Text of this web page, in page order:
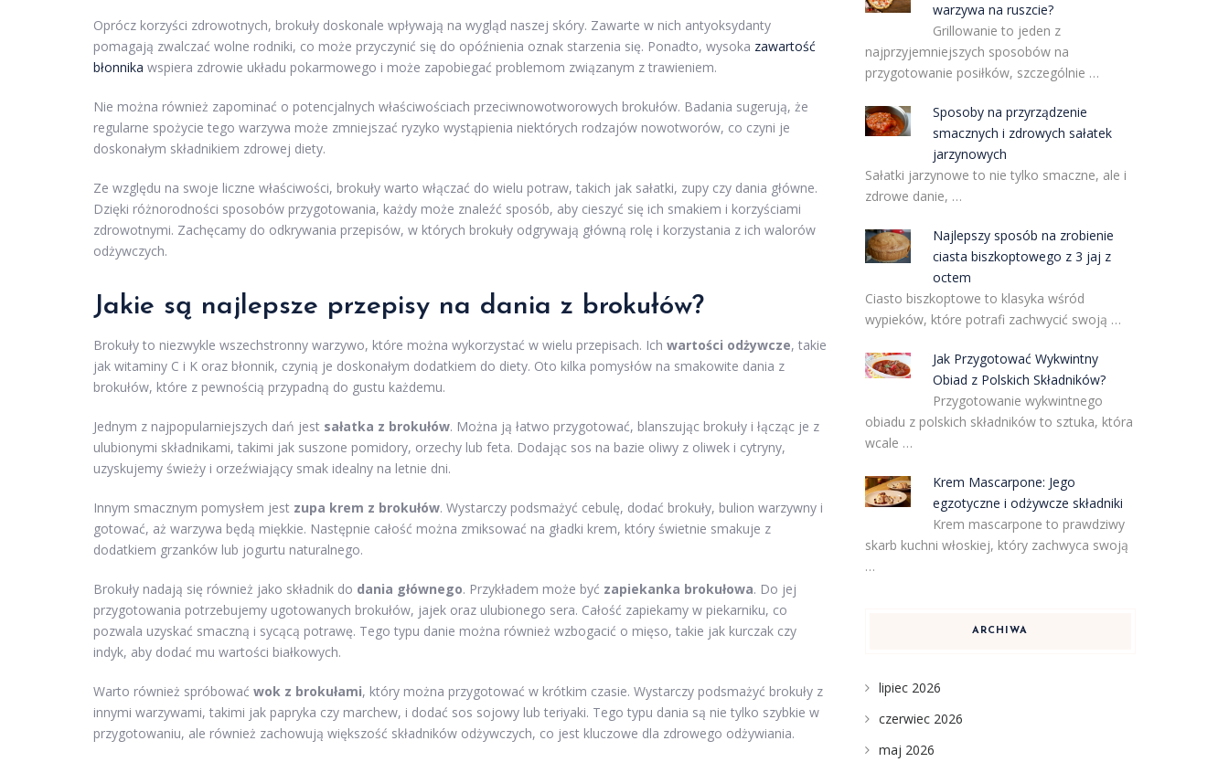
Oprócz korzyści zdrowotnych, brokuły doskonale wpływają na wygląd naszej skóry. Zawarte w nich antyoksydanty
pomagają zwalczać wolne rodniki, co może przyczynić się do opóźnienia oznak starzenia się. Ponadto, wysoka zawartość
błonnika wspiera zdrowie układu pokarmowego i może zapobiegać problemom związanym z trawieniem.
Nie można również zapominać o potencjalnych właściwościach przeciwnowotworowych brokułów. Badania sugerują, że
regularne spożycie tego warzywa może zmniejszać ryzyko wystąpienia niektórych rodzajów nowotworów, co czyni je
doskonałym składnikiem zdrowej diety.
Ze względu na swoje liczne właściwości, brokuły warto włączać do wielu potraw, takich jak sałatki, zupy czy dania główne.
Dzięki różnorodności sposobów przygotowania, każdy może znaleźć sposób, aby cieszyć się ich smakiem i korzyściami
zdrowotnymi. Zachęcamy do odkrywania przepisów, w których brokuły odgrywają główną rolę i korzystania z ich walorów
odżywczych.
Jakie są najlepsze przepisy na dania z brokułów?
Brokuły to niezwykle wszechstronny warzywo, które można wykorzystać w wielu przepisach. Ich wartości odżywcze, takie
jak witaminy C i K oraz błonnik, czynią je doskonałym dodatkiem do diety. Oto kilka pomysłów na smakowite dania z
brokułów, które z pewnością przypadną do gustu każdemu.
Jednym z najpopularniejszych dań jest sałatka z brokułów. Można ją łatwo przygotować, blanszując brokuły i łącząc je z
ulubionymi składnikami, takimi jak suszone pomidory, orzechy lub feta. Dodając sos na bazie oliwy z oliwek i cytryny,
uzyskujemy świeży i orzeźwiający smak idealny na letnie dni.
Innym smacznym pomysłem jest zupa krem z brokułów. Wystarczy podsmażyć cebulę, dodać brokuły, bulion warzywny i
gotować, aż warzywa będą miękkie. Następnie całość można zmiksować na gładki krem, który świetnie smakuje z
dodatkiem grzanków lub jogurtu naturalnego.
Brokuły nadają się również jako składnik do dania głównego. Przykładem może być zapiekanka brokułowa. Do jej
przygotowania potrzebujemy ugotowanych brokułów, jajek oraz ulubionego sera. Całość zapiekamy w piekarniku, co
pozwala uzyskać smaczną i sycącą potrawę. Tego typu danie można również wzbogacić o mięso, takie jak kurczak czy
indyk, aby dodać mu wartości białkowych.
Warto również spróbować wok z brokułami, który można przygotować w krótkim czasie. Wystarczy podsmażyć brokuły z
innymi warzywami, takimi jak papryka czy marchew, i dodać sos sojowy lub teriyaki. Tego typu dania są nie tylko szybkie w
przygotowaniu, ale również zachowują większość składników odżywczych, co jest kluczowe dla zdrowego odżywiania.
warzywa na ruszcie?
Grillowanie to jeden z
najprzyjemniejszych sposobów na
przygotowanie posiłków, szczególnie …
Sposoby na przyrządzenie
smacznych i zdrowych sałatek
jarzynowych
Sałatki jarzynowe to nie tylko smaczne, ale i
zdrowe danie, …
Najlepszy sposób na zrobienie
ciasta biszkoptowego z 3 jaj z
octem
Ciasto biszkoptowe to klasyka wśród
wypieków, które potrafi zachwycić swoją …
Jak Przygotować Wykwintny
Obiad z Polskich Składników?
Przygotowanie wykwintnego
obiadu z polskich składników to sztuka, która
wcale …
Krem Mascarpone: Jego
egzotyczne i odżywcze składniki
Krem mascarpone to prawdziwy
skarb kuchni włoskiej, który zachwyca swoją
…
ARCHIWA
lipiec 2026
czerwiec 2026
maj 2026